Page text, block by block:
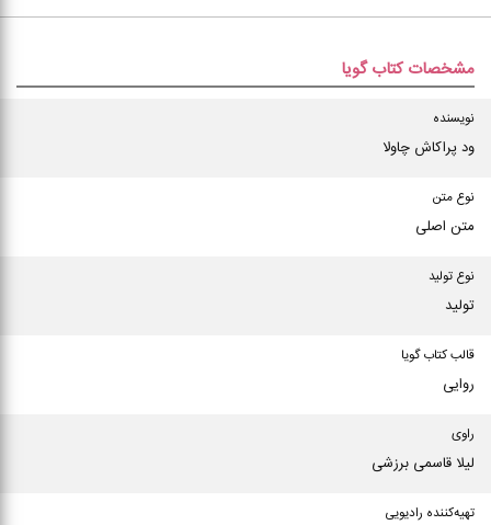
مشخصات کتاب گویا
نویسنده
ود پراکاش چاولا
نوع متن
متن اصلی
نوع تولید
تولید
قالب کتاب گویا
روایی
راوی
لیلا قاسمی برزشی
تهیه‌کننده رادیویی